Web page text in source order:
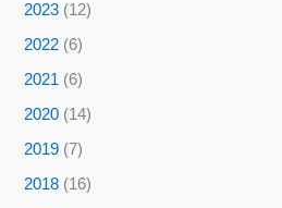
2023 (12)
2022 (6)
2021 (6)
2020 (14)
2019 (7)
2018 (16)